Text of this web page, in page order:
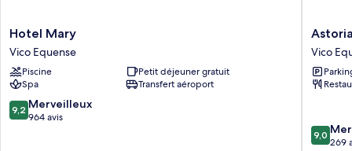
Hotel
Mary
Vico
Equense
Hotel Mary
Vico Equense
Piscine
Petit déjeuner gratuit
Spa
Transfert aéroport
9.2
sur
9,2 Merveilleux
964 avis
Astoria
Vico
Hotel
Vico
Vico
9.0
sur
9,0
269